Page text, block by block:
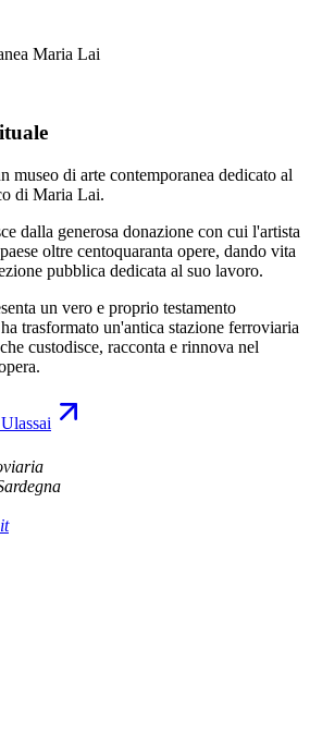
Maria Lai
museo di arte contemporanea dedicato al
di Maria Lai.
dalla generosa donazione con cui l'artista
oltre centoquaranta opere, dando vita
pubblica dedicata al suo lavoro.
un vero e proprio testamento
trasformato un'antica stazione ferroviaria
custodisce, racconta e rinnova nel